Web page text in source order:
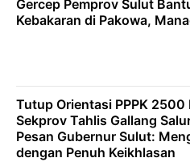
Gercep Pemprov Sulut
Kebakaran di Pakowa,
Tutup Orientasi PPPK 2500
Sekprov Tahlis Gallang
Pesan Gubernur Sulut:
dengan Penuh Keikhlasan